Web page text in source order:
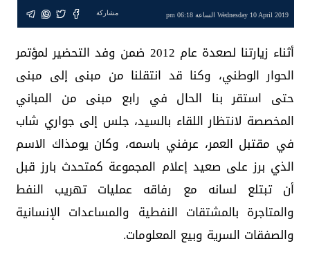
Wednesday 10 April 2019 الساعة 06:18 pm مشاركة
أثناء زيارتنا لصعدة عام 2012 ضمن وفد التحضير لمؤتمر
الحوار الوطني، وكنا قد انتقلنا من مبنى إلى مبنى
حتى استقر بنا الحال في رابع مبنى من المباني
المخصصة لانتظار اللقاء بالسيد، جلس إلى جواري شاب
في مقتبل العمر، عرفني باسمه، وكان يومذاك الاسم
الذي برز على صعيد إعلام المجموعة كمتحدث بارز قبل
أن تبتلع لسانه مع رفاقه عمليات تهريب النفط
والمتاجرة بالمشتقات النفطية والمساعدات الإنسانية
والصفقات السرية وبيع المعلومات.